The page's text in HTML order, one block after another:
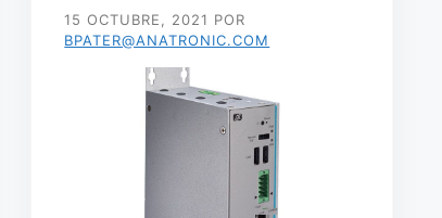
15 OCTUBRE, 2021 POR
BPATER@ANATRONIC.COM